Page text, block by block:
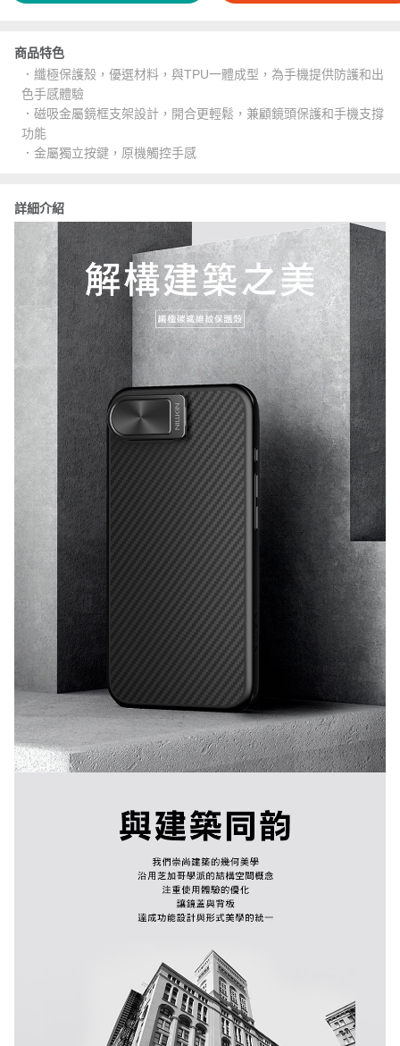
商品特色
．纖極保護殼，優選材料，與TPU一體成型，為手機提供防護和出
色手感體驗
．磁吸金屬鏡框支架設計，開合更輕鬆，兼顧鏡頭保護和手機支撐
功能
．金屬獨立按鍵，原機觸控手感
詳細介紹